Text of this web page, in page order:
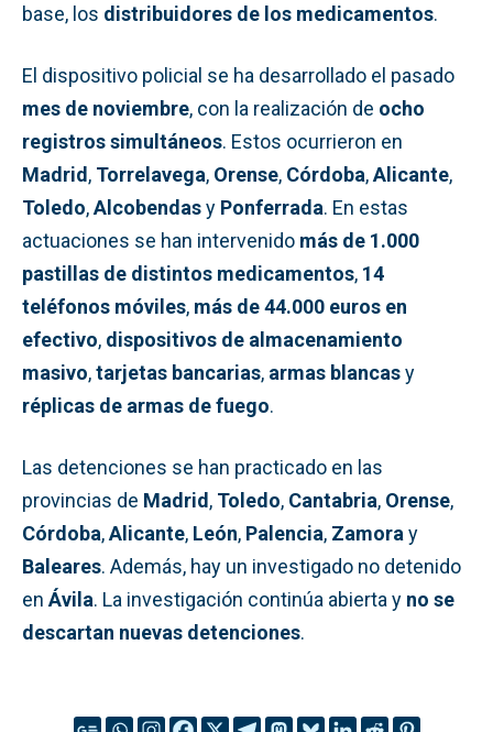
base, los distribuidores de los medicamentos.
El dispositivo policial se ha desarrollado el pasado
mes de noviembre, con la realización de ocho
registros simultáneos. Estos ocurrieron en
Madrid, Torrelavega, Orense, Córdoba,Alicante,
Toledo,Alcobendasy Ponferrada. En estas
actuaciones se han intervenido más de 1.000
pastillas de distintos medicamentos, 14
teléfonos móviles, más de 44.000 euros en
efectivo, dispositivos de almacenamiento
masivo,tarjetas bancarias, armas blancasy
réplicas de armas de fuego.
Las detenciones se han practicado en las
provincias de Madrid, Toledo, Cantabria, Orense,
Córdoba,Alicante, León, Palencia, Zamora y
Baleares. Además, hay un investigado no detenido
en Ávila. La investigación continúa abierta y no se
descartan nuevas detenciones.